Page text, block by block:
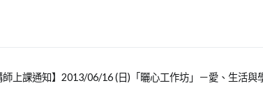
師上課通知】2013/06/16 (日)「曬心工作坊」－愛、生活與